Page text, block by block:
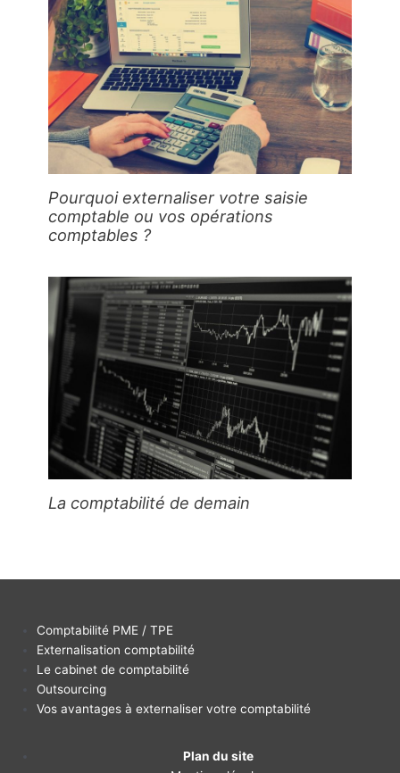
Pourquoi externaliser votre saisie
comptable ou vos opérations
comptables ?
La comptabilité de demain
Comptabilité PME / TPE
Externalisation comptabilité
Le cabinet de comptabilité
Outsourcing
Vos avantages à externaliser votre comptabilité
Plan du site